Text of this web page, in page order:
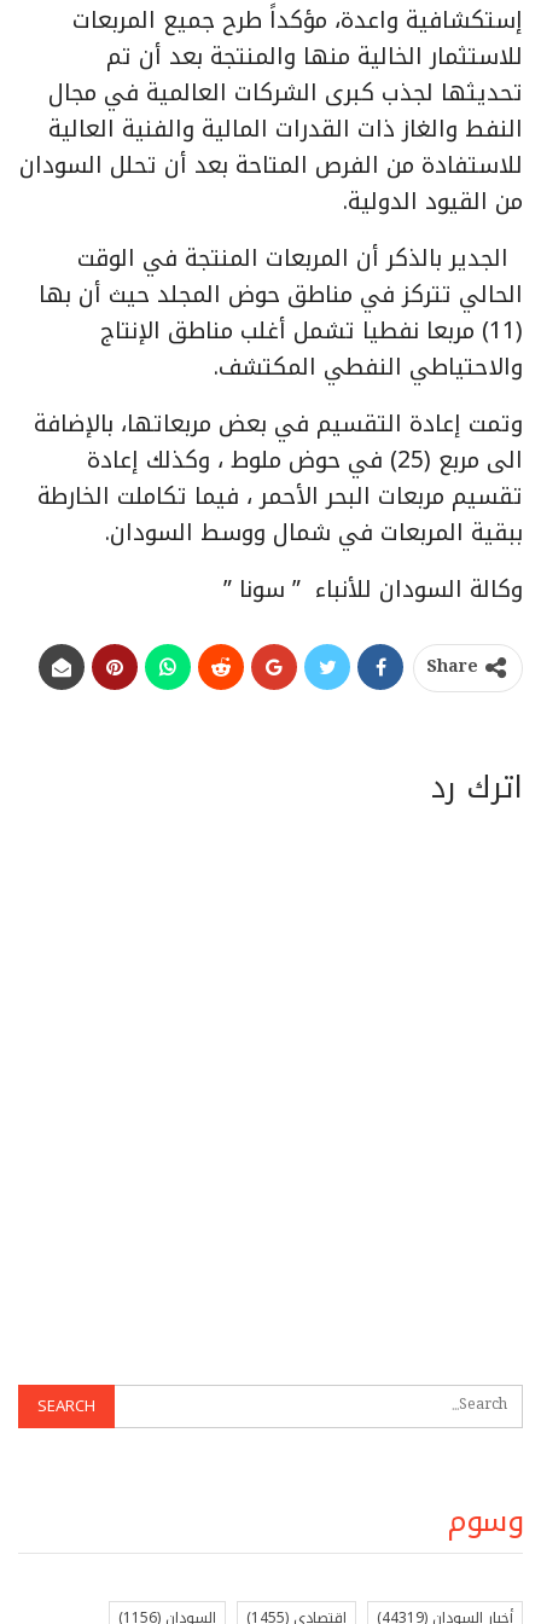
إستكشافية واعدة، مؤكداً طرح جميع المربعات
للاستثمار الخالية منها والمنتجة بعد أن تم
تحديثها لجذب كبرى الشركات العالمية في مجال
النفط والغاز ذات القدرات المالية والفنية العالية
للاستفادة من الفرص المتاحة بعد أن تحلل السودان
من القيود الدولية.
الجدير بالذكر أن المربعات المنتجة في الوقت
الحالي تتركز في مناطق حوض المجلد حيث أن بها
(11) مربعا نفطيا تشمل أغلب مناطق الإنتاج
والاحتياطي النفطي المكتشف.
وتمت إعادة التقسيم في بعض مربعاتها، بالإضافة
الى مربع (25) في حوض ملوط ، وكذلك إعادة
تقسيم مربعات البحر الأحمر ، فيما تكاملت الخارطة
ببقية المربعات في شمال ووسط السودان.
وكالة السودان للأنباء ” سونا ”
Share
اترك رد
وسوم
أخبار السودان (44319) اقتصادي (1455) السودان (1156)